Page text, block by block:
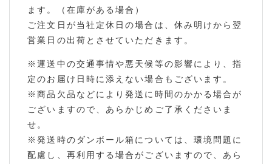
ます。（在庫がある場合）
ご注文日が当社定休日の場合は、休み明けから翌
営業日の出荷とさせていただきます。
※運送中の交通事情や悪天候等の影響により、指
定のお届け日時に添えない場合もございます。
※商品欠品などにより発送に時間のかかる場合が
ございますので、あらかじめご了承くださいま
せ。
※発送時のダンボール箱については、環境問題に
配慮し、再利用する場合がございますので、あら